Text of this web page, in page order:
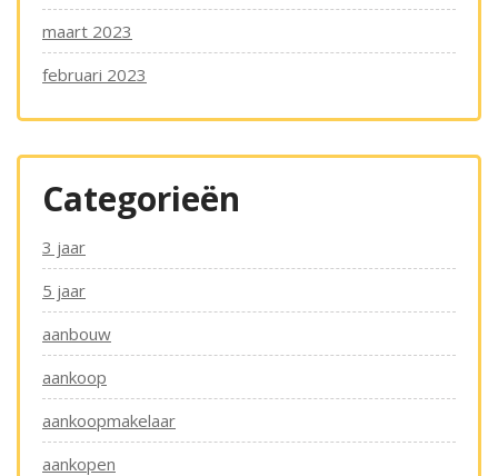
maart 2023
februari 2023
Categorieën
3 jaar
5 jaar
aanbouw
aankoop
aankoopmakelaar
aankopen